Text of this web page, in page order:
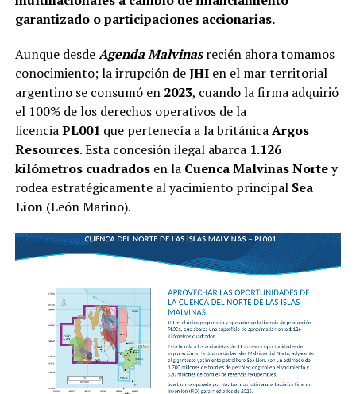
garantizado o participaciones accionarias.
Aunque desdeAgenda Malvinasrecién ahora tomamos
conocimiento; la irrupción deJHI en el mar territorial
argentino se consumó en 2023, cuando la firma adquirió
el 100% de los derechos operativos de la
licenciaPL001 que pertenecía a la británicaArgos
Resources. Esta concesión ilegal abarca 1.126
kilómetros cuadradosen la Cuenca Malvinas Nortey
rodea estratégicamente al yacimiento principal Sea
Lion(León Marino).